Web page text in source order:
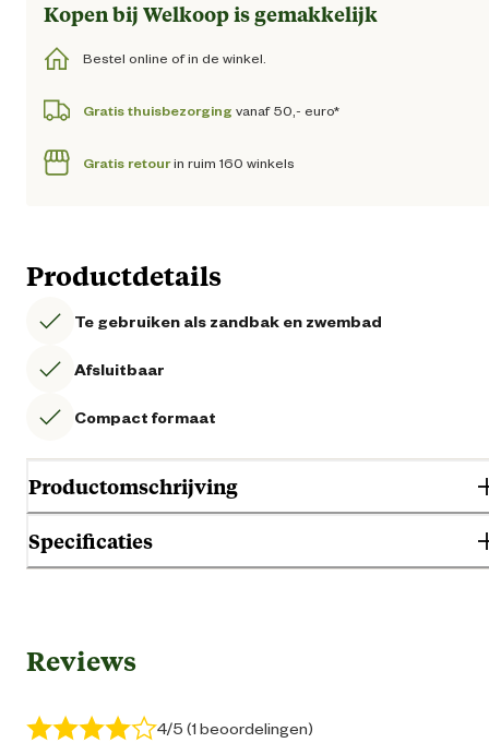
Kopen bij Welkoop is gemakkelijk
Bestel online of in de winkel.
Gratis thuisbezorging vanaf 50,- euro*
Gratis retourin ruim 160 winkels
Productdetails
Te gebruiken als zandbak en zwembad
Afsluitbaar
Compact formaat
Productomschrijving
Specificaties
Ean
Artikel breedte
Reviews
4/5 (1 beoordelingen)